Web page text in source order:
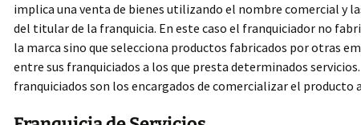
implica una venta de bienes utilizando el nombre comercial y
del titular de la franquicia. En este caso el franquiciador no
la marca sino que selecciona productos fabricados por otras
entre sus franquiciados a los que presta determinados
franquiciados son los encargados de comercializar el producto